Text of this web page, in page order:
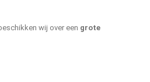
wij over een grote